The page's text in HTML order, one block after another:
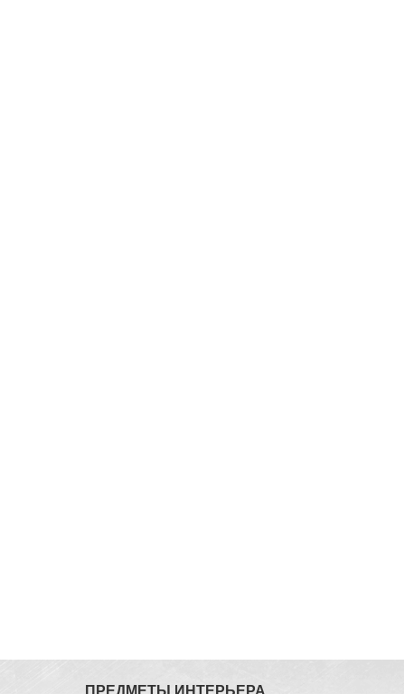
ПРЕДМЕТЫ ИНТЕРЬЕРА